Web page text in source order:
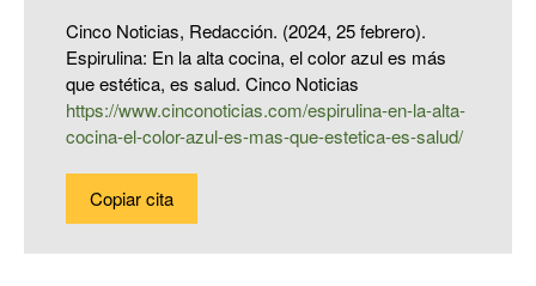
Cinco Noticias, Redacción. (2024, 25 febrero).
Espirulina: En la alta cocina, el color azul es más
que estética, es salud. Cinco Noticias
https://www.cinconoticias.com/espirulina-en-la-alta-
cocina-el-color-azul-es-mas-que-estetica-es-salud/
Copiar cita